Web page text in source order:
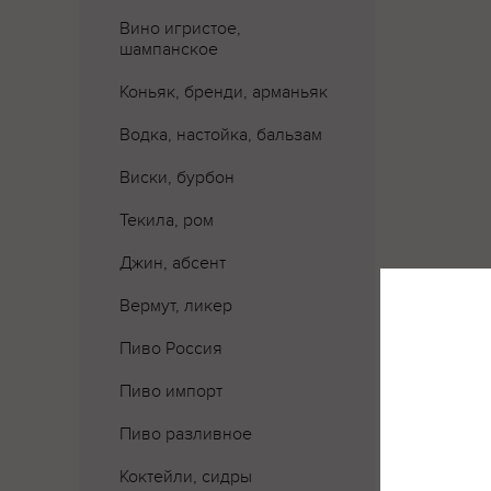
Вино игристое,
шампанское
Коньяк, бренди, арманьяк
Водка, настойка, бальзам
Виски, бурбон
Текила, ром
Джин, абсент
Вермут, ликер
Пиво Россия
Пиво импорт
Пиво разливное
Коктейли, сидры